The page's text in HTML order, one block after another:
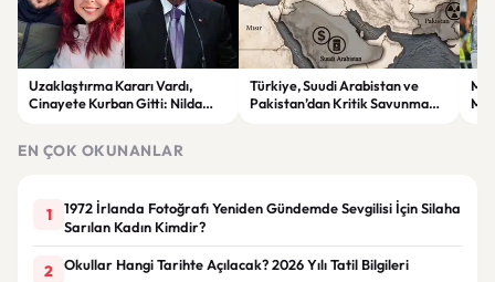
Uzaklaştırma Kararı Vardı,
Cinayete Kurban Gitti: Nilda
Türkiye, Suudi Arabistan ve
Pakistan’dan Kritik Savunma
EN ÇOK OKUNANLAR
1
1972 İrlanda Fotoğrafı Yeniden Gündemde Sevgilisi İçin Silaha
Sarılan Kadın Kimdir?
2 Okullar Hangi Tarihte Açılacak? 2026 Yılı Tatil Bilgileri